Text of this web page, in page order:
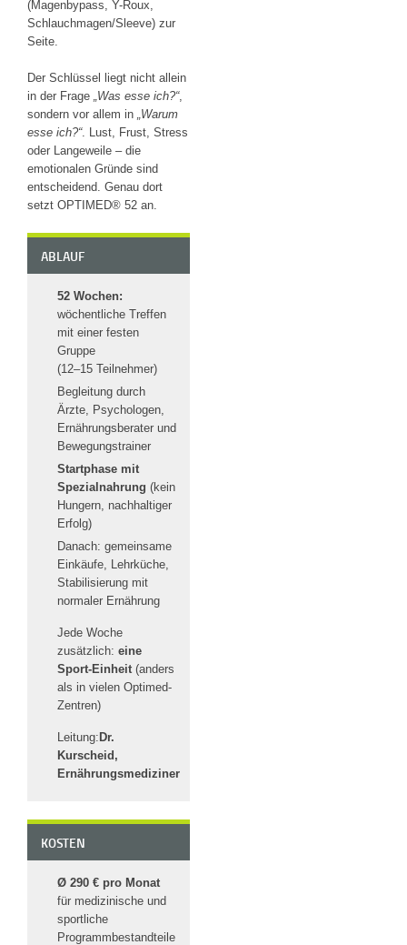
(Magenbypass, Y-Roux,
Schlauchmagen/Sleeve) zur
Seite.
Der Schlüssel liegt nicht allein
in der Frage „Was esse ich?“,
sondern vor allem in „Warum
esse ich?“. Lust, Frust, Stress
oder Langeweile – die
emotionalen Gründe sind
entscheidend. Genau dort
setzt OPTIMED® 52 an.
ABLAUF
52 Wochen:
wöchentliche Treffen
mit einer festen
Gruppe
(12–15 Teilnehmer)
Begleitung durch
Ärzte, Psychologen,
Ernährungsberater und
Bewegungstrainer
Startphase mit
Spezialnahrung (kein
Hungern, nachhaltiger
Erfolg)
Danach: gemeinsame
Einkäufe, Lehrküche,
Stabilisierung mit
normaler Ernährung
Jede Woche
zusätzlich: eine
Sport-Einheit (anders
als in vielen Optimed-
Zentren)
Leitung: Dr.
Kurscheid,
Ernährungsmediziner
KOSTEN
Ø 290 € pro Monat
für medizinische und
sportliche
Programmbestandteile